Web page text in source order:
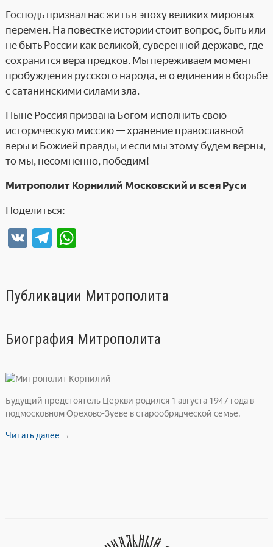
Публикации Митрополита
Биография Митрополита
Будущий предстоятель Церкви родился 1 августа 1947 года в
подмосковном Орехово-Зуеве в старообрядческой семье.
Читать далее →
Господь призвал нас жить в эпоху великих мировых
перемен. На повестке истории стоит вопрос, быть или
не быть России как великой, суверенной державе, где
сохранится вера предков. Мы переживаем момент
пробуждения русского народа, его единения в борьбе
с сатанинскими силами зла.
Ныне Россия призвана Богом исполнить свою
историческую миссию — хранение православной
веры и Божией правды, и если мы этому будем верны,
то мы, несомненно, победим!
Митрополит Корнилий Московский и всея Руси
Поделиться:
V T
gr
m
W
s
p